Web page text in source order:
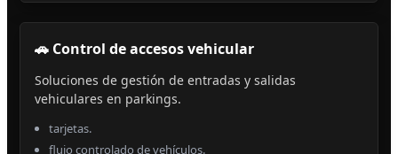
🚗 Control de accesos vehicular
Soluciones de gestión de entradas y salidas
vehiculares en parkings.
tarjetas.
flujo controlado de vehículos.